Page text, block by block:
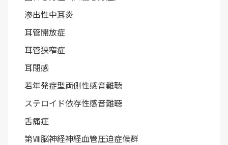
滲出性中耳炎
耳管開放症
耳管狭窄症
耳閉感
若年発症型両側性感音難聴
ステロイド依存性感音難聴
舌痛症
第Ⅷ脳神経神経血管圧迫症候群